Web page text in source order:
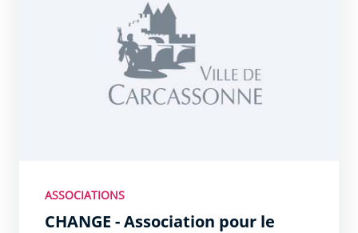
ASSOCIATIONS
CHANGE - Association pour le